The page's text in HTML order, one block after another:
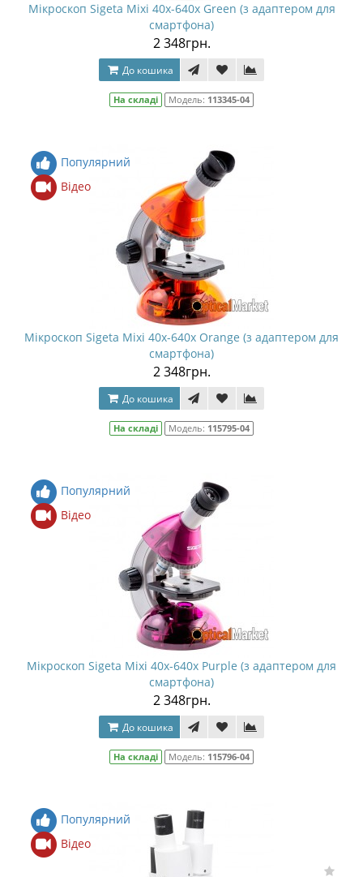
Мікроскоп Sigeta Mixi 40x-640x Green (з адаптером для
смартфона)
2 348грн.
До кошика
На складі Модель: 113345-04
Популярний
Відео
Мікроскоп Sigeta Mixi 40x-640x Orange (з адаптером для
смартфона)
2 348грн.
До кошика
На складі Модель: 115795-04
Популярний
Відео
Мікроскоп Sigeta Mixi 40x-640x Purple (з адаптером для
смартфона)
2 348грн.
До кошика
На складі Модель: 115796-04
Популярний
Відео